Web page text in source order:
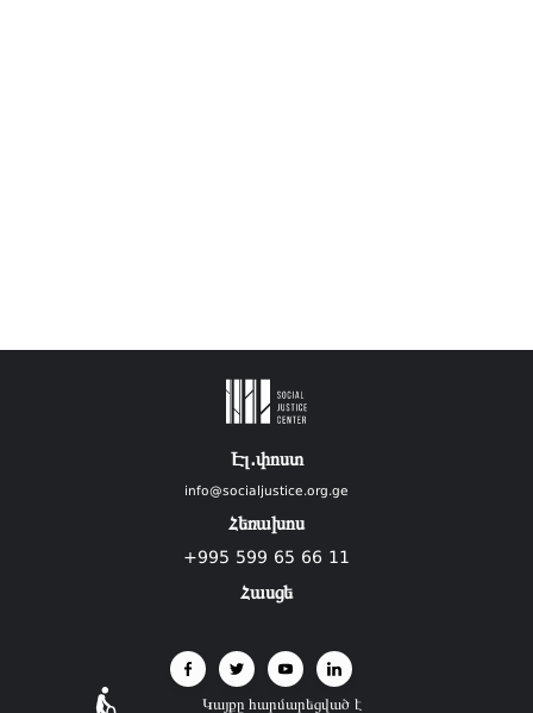
Էլ.փոստ
info@socialjustice.org.ge
Հեռախոս
+995 599 65 66 11
Հասցե
Կայքը հարմարեցված է